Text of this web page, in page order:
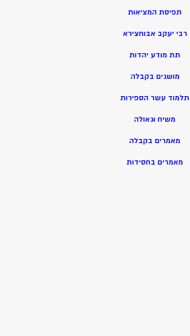
תפיסת המציאות
רבי יעקב אבוחצירא
תת מודע יהדות
מושגים בקבלה
תלמוד עשר הספירות
משיח וגאולה
מאמרים בקבלה
מאמרים בחסידות